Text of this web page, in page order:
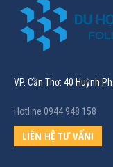
VP. Cần Thơ: 40 Huỳnh
Hotline 0944 948 158
LIÊN HỆ TƯ VẤN!